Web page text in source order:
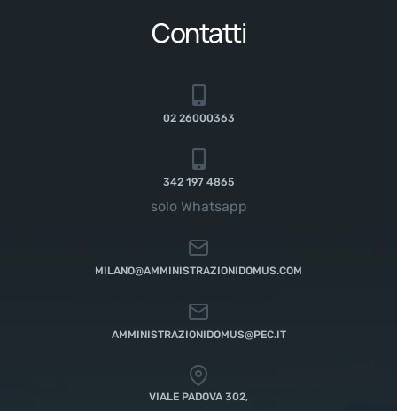
Contatti
02 26000363
342 197 4865
solo Whatsapp
MILANO@AMMINISTRAZIONIDOMUS.COM
AMMINISTRAZIONIDOMUS@PEC.IT
VIALE PADOVA 302,